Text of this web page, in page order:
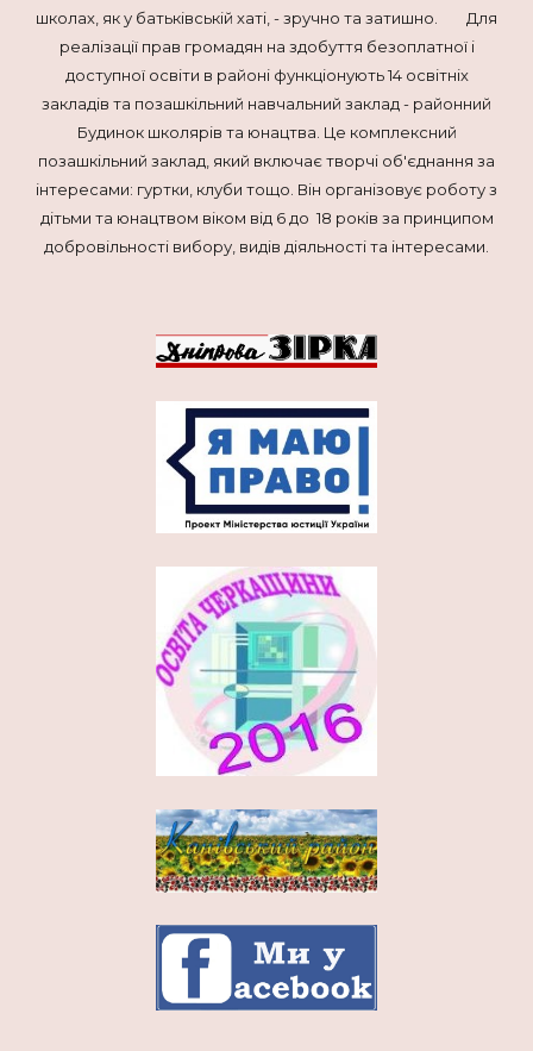
школах, як у батьківській хаті, - зручно та затишно. Для
реалізації прав громадян на здобуття безоплатної і
доступної освіти в районі функціонують 14 освітніх
закладів та поза­шкільний навчальний заклад - районний
Будинок школярів та юнацтва. Це комплекс­ний
позашкільний заклад, який включає творчі об'єднання за
інтересами: гуртки, клу­би тощо. Він організовує роботу з
дітьми та юнацтвом віком від 6 до 18 років за принци­пом
добровільності вибору, видів діяльності та інтересами.